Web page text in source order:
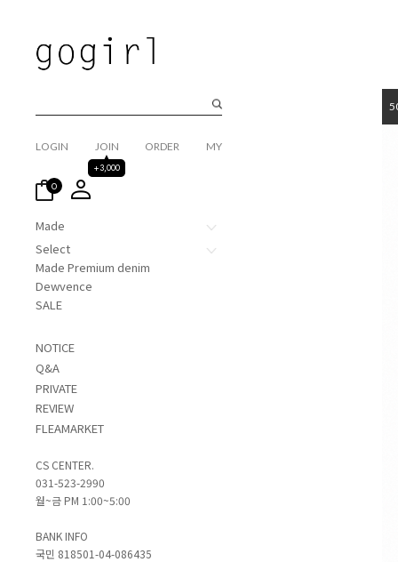
LOGIN
JOIN
+3,000
ORDER MY
0
Made
Select
Made Premium denim
Dewvence
SALE
NOTICE
Q&A
PRIVATE
REVIEW
FLEAMARKET
CS CENTER.
031-523-2990
월~금 PM 1:00~5:00
BANK INFO
국민 818501-04-086435